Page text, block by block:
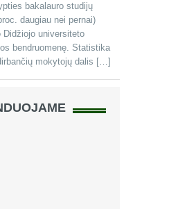
bakalauro studijų
daugiau nei pernai)
Didžiojo universiteto
bendruomenę. Statistika
mokytojų dalis […]